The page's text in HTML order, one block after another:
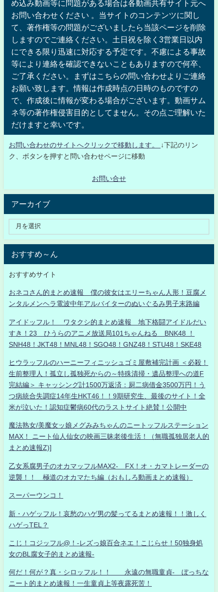
め込み動画等に問題がある場合は各動画共有サイト元へ
お問い合わせください 。当サイトのコンテンツに関し
て、著作権等の問題がございましたら当該ページを削除
しますのでご連絡ください。土日祝を除く3営業日以内
にできる限り迅速に対応する予定です。不慮による事故
等により連絡を確認できないこともありますので何卒、
ご了承ください。まずはこちらの問い合わせよりご連絡
お願い致します。情報は作成時点の日時のものですの
で、作成後に情報が変わる場合がございます。動画サム
ネ等の著作権侵害目的としてません。その点ご理解いた
だけますと幸いです。
お問い合わせのサイトへクリックで移動します。
↓下記のリン
ク、ボタンを押すと問い合わせページに移動
お問い合せ
アーカイブ
おすすめ～ん
おすすめサイト
おネコさん的まとめ速報 僕の彼女はエリーちゃん人形！豆腐メ
ンタルメンヘラ電波中年アルバイターのぬいぐるみ男子末路編
アイドッフル！ ワタクシ的まとめ速報 地下格闘アイドルだい
すき！23 ひうらのアニメ放送局101ちゃんねる BNK48 ！
SNH48！JKT48！MNL48！SGO48！GNZ48！STU48！SKE48
ヒウラッフルのハーニーフィニッシュゴミ屋敷補完計画 ＜必殺！
生前整理人！孤立し孤独死からの～特殊清掃・遺品整理への道F
完結編＞ キャッシング計1500万返済：厨二病借金3500万円！う
つ病統合失調症14年生HKT46！！9期研究生、最後のサイト！全
米が泣いた！認知症鬱病60代のラストサイト絶賛！公開中
魔法熟女/美魔女ッ娘メグみみちゃんのニートッフルステーション
MAX！ ニート仙人仙女の映画三昧老後生活！（無職孤独居老人的
まとめ速報Z)]
乙女系腐男子のオカマッフルMAX2- FX！オ・カマトレーダーの
逆襲！！ 極道のオカマたち編（おもしろ動画まとめ速報）
スーパーウンコ！
新・ハゲッフル！哀愁のハゲ男の髪ってるまとめ速報！！激しく
ハゲっTEL？
こじ！コジッフル@！-レズっ娘百合ネエ！こじらせ！50独身処
女のBL腐女子的まとめ速報-
何だ！何が？真・シロッフル！！ 永遠の無職童貞- ぼっちな
ニート的まとめ速報！一生童貞上等夜露死苦！